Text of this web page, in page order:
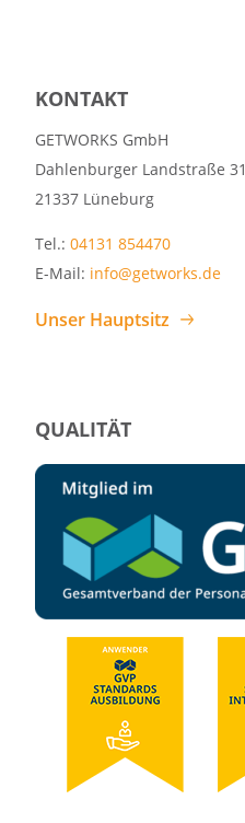
KONTAKT
GETWORKS GmbH
Dahlenburger Landstraße 31
21337 Lüneburg
Tel.: 04131 854470
E-Mail: info@getworks.de
Unser Hauptsitz
QUALITÄT